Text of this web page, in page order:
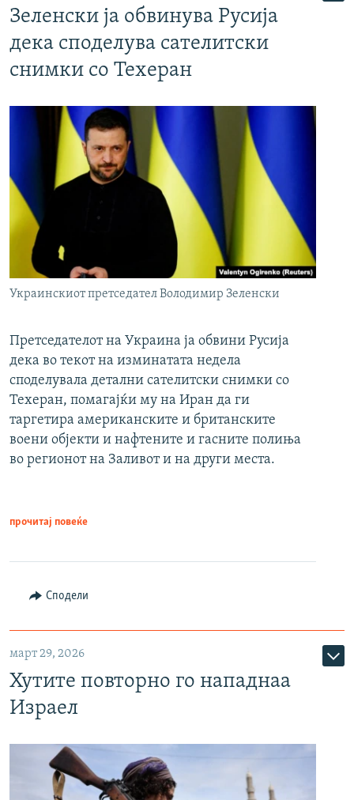
Зеленски ја обвинува Русија
дека споделува сателитски
снимки со Техеран
Украинскиот претседател Володимир Зеленски
Претседателот на Украина ја обвини Русија
дека во текот на изминатата недела
споделувала детални сателитски снимки со
Техеран, помагајќи му на Иран да ги
таргетира американските и британските
воени објекти и нафтените и гасните полиња
во регионот на Заливот и на други места.
прочитај повеќе
Сподели
март 29, 2026
Хутите повторно го нападнаа
Израел